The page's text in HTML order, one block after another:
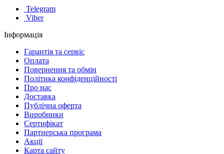
Telegram
Viber
Інформація
Гарантія та сервіс
Оплата
Повернення та обмін
Політика конфіденційності
Про нас
Доставка
Публічна оферта
Виробники
Сертифікат
Партнерська програма
Акції
Карта сайту